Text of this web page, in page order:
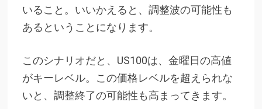
いること。 いいかえると、調整波の可能性も
あるということになります。
このシナリオだと、US100は、金曜日の高値
がキーレベル。この価格レベルを超えられな
いと、調整終了の可能性も高まってきます。